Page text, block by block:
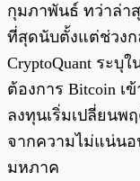
กุมภาพันธ์ ทว่าล่า
ที่สุดนับตั้งแต่ช่วงก
CryptoQuant ระบุ
ต้องการ Bitcoin เ
ลงทุนเริ่มเปลี่ยนพ
จากความไม่แน่นอ
มหภาค